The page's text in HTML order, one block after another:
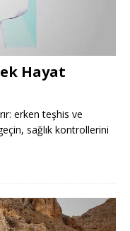
Hayat
erken teşhis ve
sağlık kontrollerini